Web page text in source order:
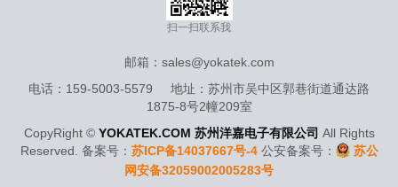
扫一扫联系我
邮箱：sales@yokatek.com
电话：159-5003-5579 地址：苏州市吴中区郭巷街道通达路
1875-8号2幢209室
CopyRight © YOKATEK.COM 苏州洋嘉电子有限公司 All Rights
Reserved. 备案号： 苏ICP备14037667号-4公安备案号：
苏公
网安备32059002005283号